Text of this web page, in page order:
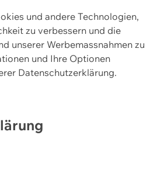
und andere Technologien,
zu verbessern und die
unserer Werbemassnahmen zu
und Ihre Optionen
Datenschutzerklärung.